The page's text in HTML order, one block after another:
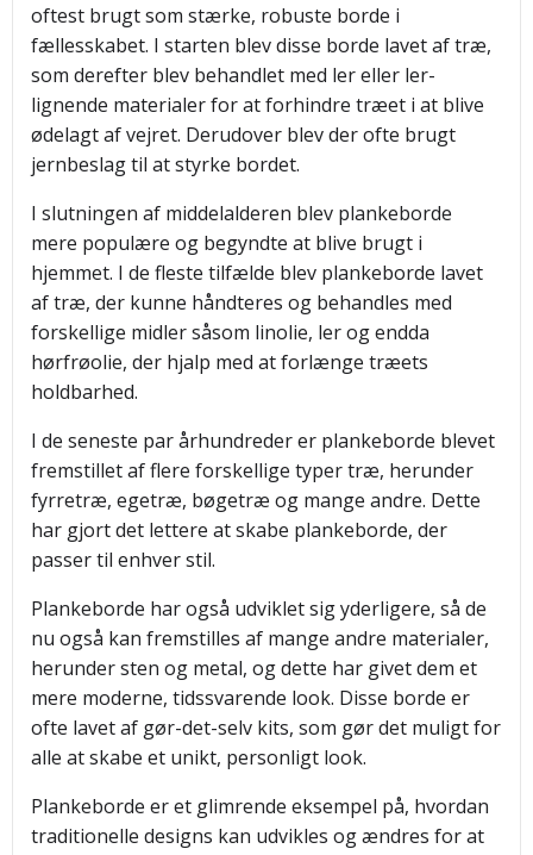
oftest brugt som stærke, robuste borde i
fællesskabet. I starten blev disse borde lavet af træ,
som derefter blev behandlet med ler eller ler-
lignende materialer for at forhindre træet i at blive
ødelagt af vejret. Derudover blev der ofte brugt
jernbeslag til at styrke bordet.
I slutningen af middelalderen blev plankeborde
mere populære og begyndte at blive brugt i
hjemmet. I de fleste tilfælde blev plankeborde lavet
af træ, der kunne håndteres og behandles med
forskellige midler såsom linolie, ler og endda
hørfrøolie, der hjalp med at forlænge træets
holdbarhed.
I de seneste par århundreder er plankeborde blevet
fremstillet af flere forskellige typer træ, herunder
fyrretræ, egetræ, bøgetræ og mange andre. Dette
har gjort det lettere at skabe plankeborde, der
passer til enhver stil.
Plankeborde har også udviklet sig yderligere, så de
nu også kan fremstilles af mange andre materialer,
herunder sten og metal, og dette har givet dem et
mere moderne, tidssvarende look. Disse borde er
ofte lavet af gør-det-selv kits, som gør det muligt for
alle at skabe et unikt, personligt look.
Plankeborde er et glimrende eksempel på, hvordan
traditionelle designs kan udvikles og ændres for at